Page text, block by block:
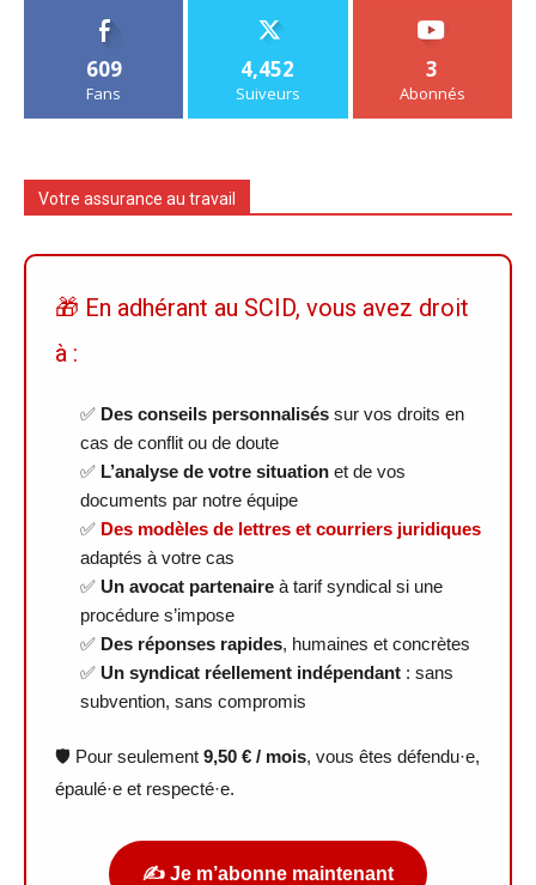
609
Fans
4,452
Suiveurs
3
Abonnés
Votre assurance au travail
🎁 En adhérant au SCID, vous avez droit
à :
✅ Des conseils personnalisés sur vos droits en
cas de conflit ou de doute
✅ L’analyse de votre situation et de vos
documents par notre équipe
✅ Des modèles de lettres et courriers juridiques
adaptés à votre cas
✅ Un avocat partenaire à tarif syndical si une
procédure s’impose
✅ Des réponses rapides, humaines et concrètes
✅ Un syndicat réellement indépendant : sans
subvention, sans compromis
🛡️ Pour seulement 9,50 € / mois, vous êtes défendu·e,
épaulé·e et respecté·e.
✍️ Je m’abonne maintenant